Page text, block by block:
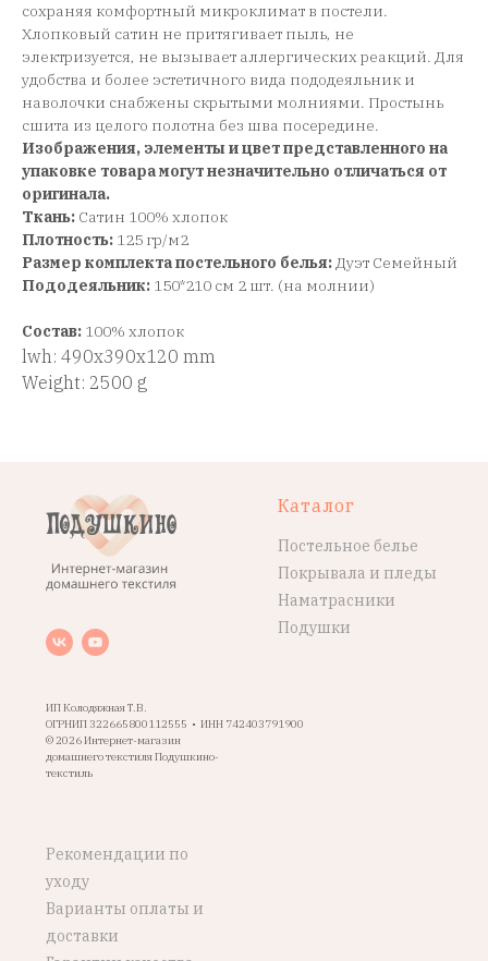
сохраняя комфортный микроклимат в постели.
Хлопковый сатин не притягивает пыль, не
электризуется, не вызывает аллергических реакций. Для
удобства и более эстетичного вида пододеяльник и
наволочки снабжены скрытыми молниями. Простынь
сшита из целого полотна без шва посередине.
Изображения, элементы и цвет представленного на
упаковке товара могут незначительно отличаться от
оригинала.
Ткань: Сатин 100% хлопок
Плотность: 125 гр/м2
Размер комплекта постельного белья:Дуэт Семейный
Пододеяльник: 150*210 см 2 шт. (на молнии)
Состав: 100% хлопок
lwh: 490x390x120 mm
Weight: 2500 g
ИП Колодяжная Т.В.
ОГРНИП 322665800112555 • ИНН 742403791900
© 2026 Интернет-магазин
домашнего текстиля Подушкино-
текстиль
Каталог
Постельное белье
Покрывала и пледы
Наматрасники
Подушки
Рекомендации по
уходу
Варианты оплаты и
доставки